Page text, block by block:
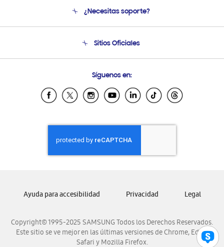
Soporte
Condiciones de Compra
¿Necesitas soporte?
Soporte vía eMail
Sitios Oficiales
Samsung Ecuador
Samsung El Salvador
Samsung Honduras
Samsung Nicaragua
Samsung Panamá
Samsung Venezuela
Síguenos en:
Copyright© 1995-2025 SAMSUNG Todos los Derechos Reservados.
Este sitio se ve mejor en las últimas versiones de Chrome, Edge,
Safari y Mozilla Firefox.
Ayuda para accesibilidad Privacidad Legal